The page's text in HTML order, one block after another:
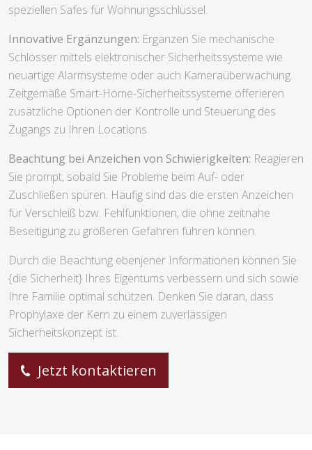
speziellen Safes für Wohnungsschlüssel.
Innovative Ergänzungen: Ergänzen Sie mechanische
Schlösser mittels elektronischer Sicherheitssysteme wie
neuartige Alarmsysteme oder auch Kameraüberwachung.
Zeitgemäße Smart-Home-Sicherheitssysteme offerieren
zusätzliche Optionen der Kontrolle und Steuerung des
Zugangs zu Ihren Locations.
Beachtung bei Anzeichen von Schwierigkeiten: Reagieren
Sie prompt, sobald Sie Probleme beim Auf- oder
Zuschließen spüren. Häufig sind das die ersten Anzeichen
für Verschleiß bzw. Fehlfunktionen, die ohne zeitnahe
Beseitigung zu größeren Gefahren führen können.
Durch die Beachtung ebenjener Informationen können Sie
{die Sicherheit} Ihres Eigentums verbessern und sich sowie
Ihre Familie optimal schützen. Denken Sie daran, dass
Prophylaxe der Kern zu einem zuverlässigen
Sicherheitskonzept ist.
Jetzt kontaktieren